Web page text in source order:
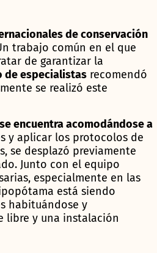
de conservación
trabajo común en el que
de garantizar la
de especialistas recomendó
se realizó este
encuentra acomodándose a
y aplicar los protocolos de
se desplazó previamente
Junto con el equipo
especialmente en las
está siendo
habituándose y
libre y una instalación